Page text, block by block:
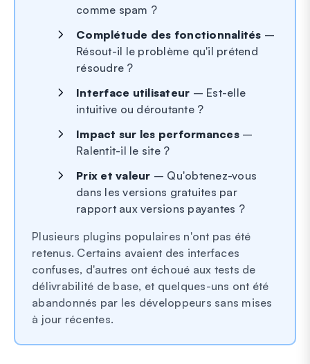
comme spam ?
Complétude des fonctionnalités –
Résout-il le problème qu'il prétend
résoudre ?
Interface utilisateur – Est-elle
intuitive ou déroutante ?
Impact sur les performances–
Ralentit-il le site ?
Prix et valeur – Qu'obtenez-vous
dans les versions gratuites par
rapport aux versions payantes ?
Plusieurs plugins populaires n'ont pas été
retenus. Certains avaient des interfaces
confuses, d'autres ont échoué aux tests de
délivrabilité de base, et quelques-uns ont été
abandonnés par les développeurs sans mises
à jour récentes.